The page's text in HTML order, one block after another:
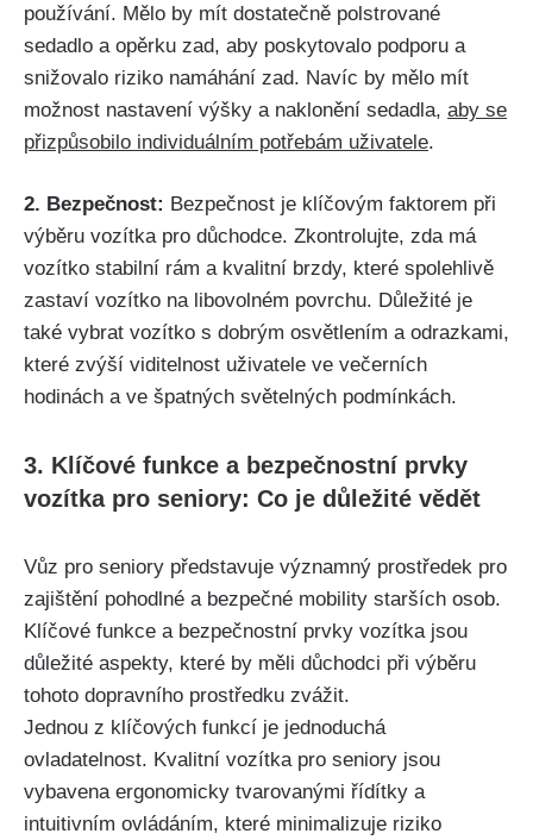
používání. Mělo by mít dostatečně polstrované
sedadlo a opěrku zad, aby poskytovalo podporu a
snižovalo riziko namáhání zad. Navíc by mělo mít
možnost nastavení výšky a naklonění sedadla, aby se
přizpůsobilo individuálním potřebám uživatele.
2. Bezpečnost: Bezpečnost je klíčovým faktorem při
výběru vozítka pro důchodce. Zkontrolujte, zda má
vozítko stabilní rám a kvalitní brzdy, které spolehlivě
zastaví vozítko na libovolném povrchu. Důležité je
také vybrat vozítko s dobrým osvětlením a odrazkami,
které zvýší viditelnost uživatele ve večerních
hodinách a ve špatných světelných podmínkách.
3. Klíčové funkce a bezpečnostní prvky
vozítka pro seniory: Co je důležité vědět
Vůz pro seniory představuje významný prostředek pro
zajištění pohodlné a bezpečné mobility starších osob.
Klíčové funkce a bezpečnostní prvky vozítka jsou
důležité aspekty, které by měli důchodci při výběru
tohoto dopravního prostředku zvážit.
Jednou z klíčových funkcí je jednoduchá
ovladatelnost. Kvalitní vozítka pro seniory jsou
vybavena ergonomicky tvarovanými řídítky a
intuitivním ovládáním, které minimalizuje riziko